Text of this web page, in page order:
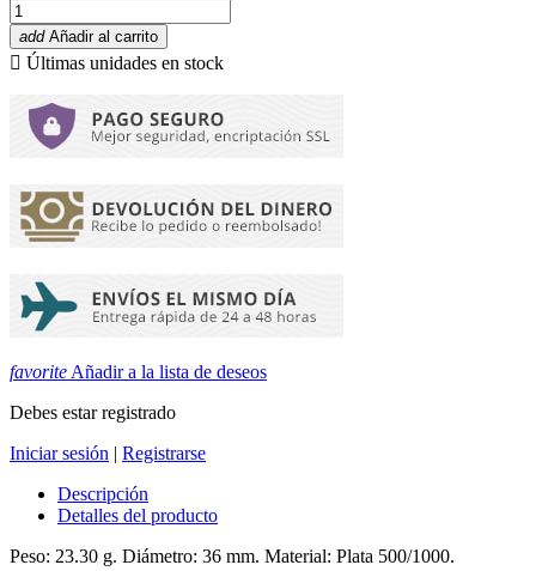
add Añadir al carrito
 Últimas unidades en stock
favorite Añadir a la lista de deseos
Debes estar registrado
Iniciar sesión | Registrarse
Descripción
Detalles del producto
Peso: 23.30 g. Diámetro: 36 mm. Material: Plata 500/1000.